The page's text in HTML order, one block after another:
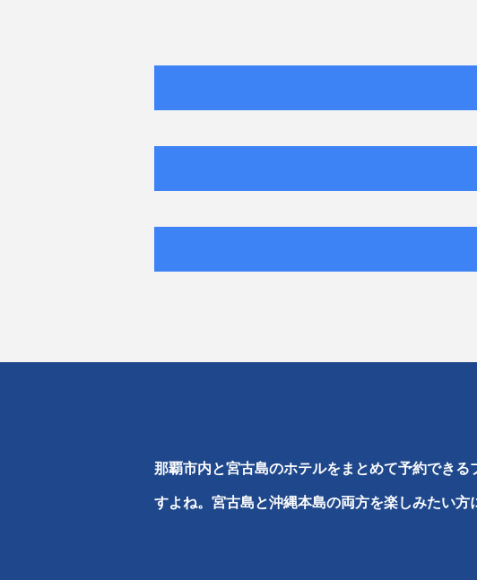
那覇市内と宮古島のホテルをまとめて予約でき
すよね。宮古島と沖縄本島の両方を楽しみたい方